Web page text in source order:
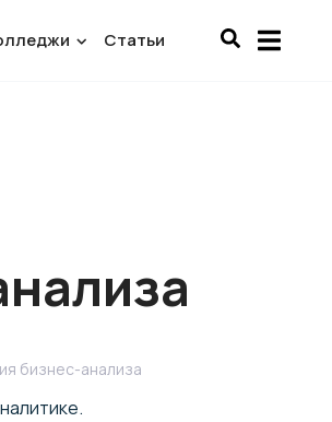
Статьи
бизнес-анализа